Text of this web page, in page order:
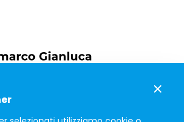
Gianluca Lomarco